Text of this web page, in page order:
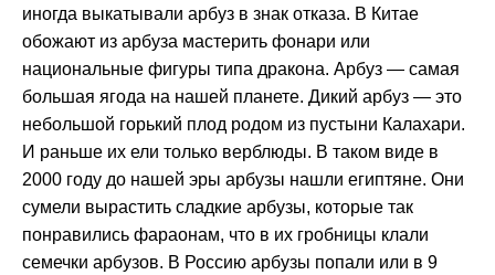
иногда выкатывали арбуз в знак отказа. В Китае
обожают из арбуза мастерить фонари или
национальные фигуры типа дракона. Арбуз — самая
большая ягода на нашей планете. Дикий арбуз — это
небольшой горький плод родом из пустыни Калахари.
И раньше их ели только верблюды. В таком виде в
2000 году до нашей эры арбузы нашли египтяне. Они
сумели вырастить сладкие арбузы, которые так
понравились фараонам, что в их гробницы клали
семечки арбузов. В Россию арбузы попали или в 9